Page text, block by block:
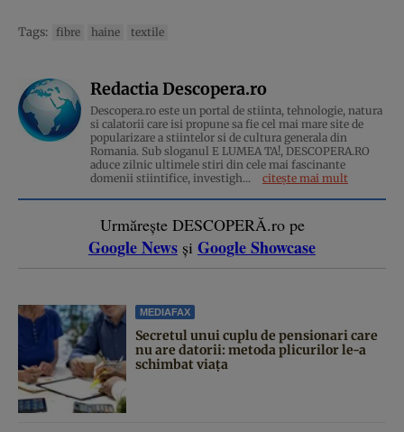
Tags: fibre haine textile
Redactia Descopera.ro
Descopera.ro este un portal de stiinta, tehnologie, natura
si calatorii care isi propune sa fie cel mai mare site de
popularizare a stiintelor si de cultura generala din
Romania. Sub sloganul E LUMEA TA!, DESCOPERA.RO
aduce zilnic ultimele stiri din cele mai fascinante
domenii stiintifice, investigh...
citește mai mult
Urmărește DESCOPERĂ.ro pe
Google News și Google Showcase
MEDIAFAX
Secretul unui cuplu de pensionari care
nu are datorii: metoda plicurilor le-a
schimbat viața